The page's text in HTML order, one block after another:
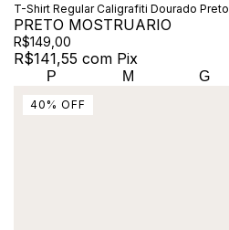
T-Shirt Regular Caligrafiti Dourado Preto
PRETO MOSTRUARIO
R$149,00
R$141,55 com Pix
P M G
40 % OFF